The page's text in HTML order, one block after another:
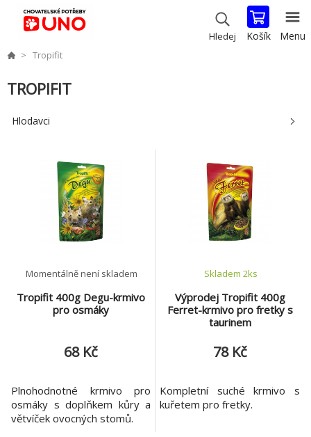
Hledej Košík Menu
Tropifit
TROPIFIT
Hlodavci
Tropifit 400g Degu-krmivo
pro osmáky
Momentálně není skladem
68 Kč
Plnohodnotné krmivo pro
osmáky s doplňkem kůry a
větvíček ovocných stomů.
Výprodej Tropifit 400g
Ferret-krmivo pro fretky s
taurinem
Skladem 2ks
78 Kč
Kompletní suché krmivo s
kuřetem pro fretky.